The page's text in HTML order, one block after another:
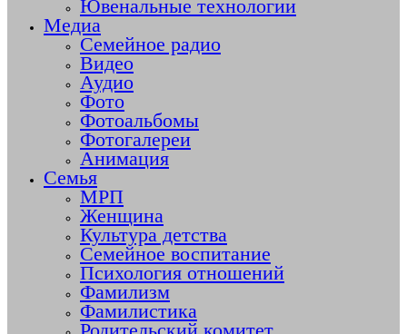
Ювенальные технологии
Медиа
Семейное радио
Видео
Аудио
Фото
Фотоальбомы
Фотогалереи
Анимация
Семья
МРП
Женщина
Культура детства
Семейное воспитание
Психология отношений
Фамилизм
Фамилистика